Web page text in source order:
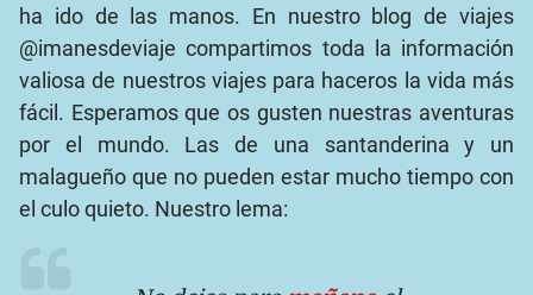
ha ido de las manos. En nuestro blog de viajes
@imanesdeviaje compartimos toda la información
valiosa de nuestros viajes para haceros la vida más
fácil. Esperamos que os gusten nuestras aventuras
por el mundo. Las de una santanderina y un
malagueño que no pueden estar mucho tiempo con
el culo quieto. Nuestro lema: